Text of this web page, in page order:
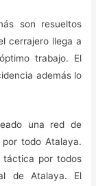
son resueltos
cerrajero llega a
trabajo. El
además lo
una red de
todo Atalaya.
táctica por todos
de Atalaya. El